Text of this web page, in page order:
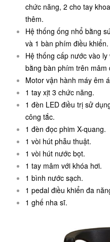
chức năng, 2 cho tay
thêm.
Hệ thống ống nhổ bằng
và 1 bàn phím điều khiển.
Hệ thống cấp nước vào
bằng bàn phím trên mâm
Motor vận hành máy êm
1 tay xịt 3 chức năng.
1 đèn LED điều trị sử
công tắc.
1 đèn đọc phim X-quang.
1 vòi hút phẫu thuật.
1 vòi hút nước bọt.
1 tay mâm với khóa hơi.
1 bình nước sạch.
1 pedal điều khiển đa
1 ghế nha sĩ.